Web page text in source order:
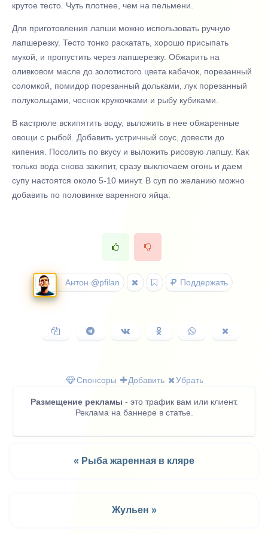
крутое тесто. Чуть плотнее, чем на пельмени.
Для приготовления лапши можно использовать ручную
лапшерезку. Тесто тонко раскатать, хорошо присыпать
мукой, и пропустить через лапшерезку. Обжарить на
оливковом масле до золотистого цвета кабачок, порезанный
соломкой, помидор порезанный дольками, лук порезанный
полукольцами, чеснок кружочками и рыбу кубиками.
В кастрюле вскипятить воду, выложить в нее обжаренные
овощи с рыбой. Добавить устричный соус, довести до
кипения. Посолить по вкусу и выложить рисовую лапшу. Как
только вода снова закипит, сразу выключаем огонь и даем
супу настоятся около 5-10 минут. В суп по желанию можно
добавить по половинке варенного яйца.
Антон @pfilan Поддержать
Копировать
ссылку
Поделиться
в
Поделиться
ВКонтакте
Поделиться
в
Поделиться
в
в
Спонсоры
Добавить Убрать
Размещение рекламы - это трафик вам или клиент.
Реклама на баннере в статье.
« Рыба жаренная в кляре
Жульен »